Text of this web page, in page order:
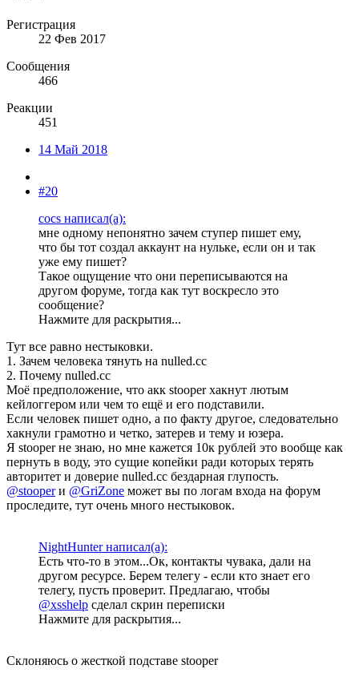
Регистрация
22 Фев 2017
Сообщения
466
Реакции
451
14 Май 2018
#20
cocs написал(а):
мне одному непонятно зачем ступер пишет ему,
что бы тот создал аккаунт на нульке, если он и так
уже ему пишет?
Такое ощущение что они переписываются на
другом форуме, тогда как тут воскресло это
сообщение?
Нажмите для раскрытия...
Тут все равно нестыковки.
1. Зачем человека тянуть на nulled.cc
2. Почему nulled.cc
Моё предположение, что акк stooper хакнут лютым
кейлоггером или чем то ещё и его подставили.
Если человек пишет одно, а по факту другое, следовательно
хакнули грамотно и четко, затерев и тему и юзера.
Я stooper не знаю, но мне кажется 10к рублей это вообще как
пернуть в воду, это сущие копейки ради которых терять
авторитет и доверие nulled.cc бездарная глупость.
@stooperи @GriZone может вы по логам входа на форум
проследите, тут очень много нестыковок.
NightHunter написал(а):
Есть что-то в этом...Ок, контакты чувака, дали на
другом ресурсе. Берем телегу - если кто знает его
телегу, пусть проверит. Предлагаю, чтобы
@xsshelp сделал скрин переписки
Нажмите для раскрытия...
Склоняюсь о жесткой подставе stooper